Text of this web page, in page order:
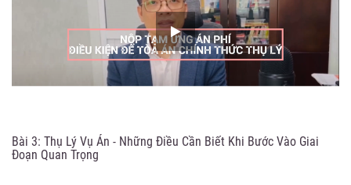
Bài 3: Thụ Lý Vụ Án - Những Điều Cần Biết Khi Bước Vào Giai
Đoạn Quan Trọng